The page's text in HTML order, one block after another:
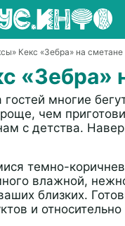
» Кекс «Зебра» на сметане
«Зебра»
многие
чем
с детства.
темно-
влажной,
близких.
и